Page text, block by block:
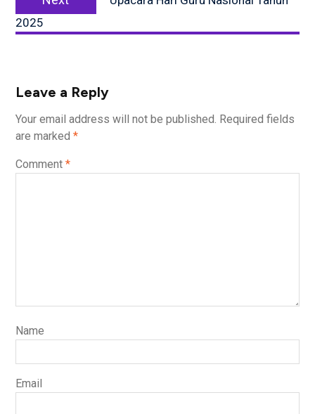
post:
2025
Leave a Reply
Your email address will not be published. Required fields
are marked *
Comment *
Name
Email